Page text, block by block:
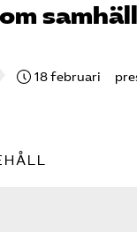
18 februari